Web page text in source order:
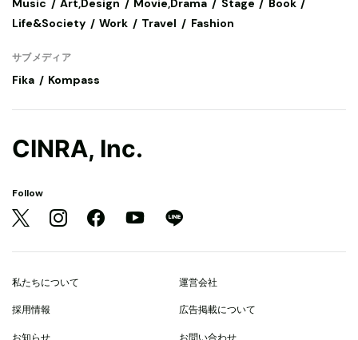
Music Art,Design Movie,Drama Stage
Book
Life&Society
Work Travel Fashion
サブメディア
Fika Kompass
CINRA, Inc.
Follow
私たちについて 運営会社
採用情報 広告掲載について
お知らせ お問い合わせ